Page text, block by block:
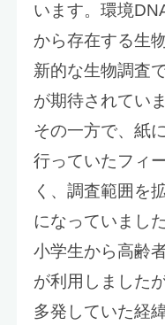
います。環境
から存在する生
新的な生物調査
が期待されていま
その一方で、紙
行っていたフィ
く、調査範囲を
になっていまし
小学生から高齢
が利用しました
多発していた経